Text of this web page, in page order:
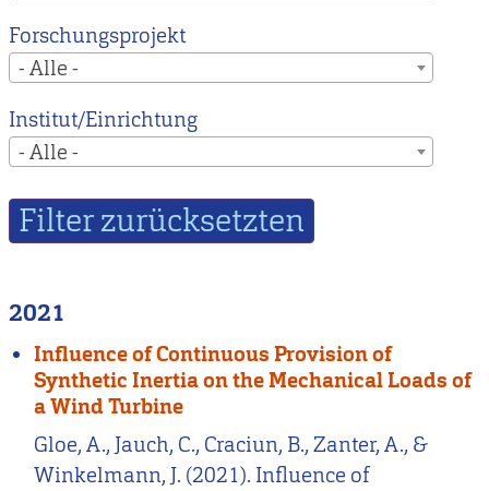
Forschungsprojekt
- Alle -
Institut/Einrichtung
- Alle -
2021
Influence of Continuous Provision of
Synthetic Inertia on the Mechanical Loads of
a Wind Turbine
Gloe, A., Jauch, C., Craciun, B., Zanter, A., &
Winkelmann, J. (2021). Influence of